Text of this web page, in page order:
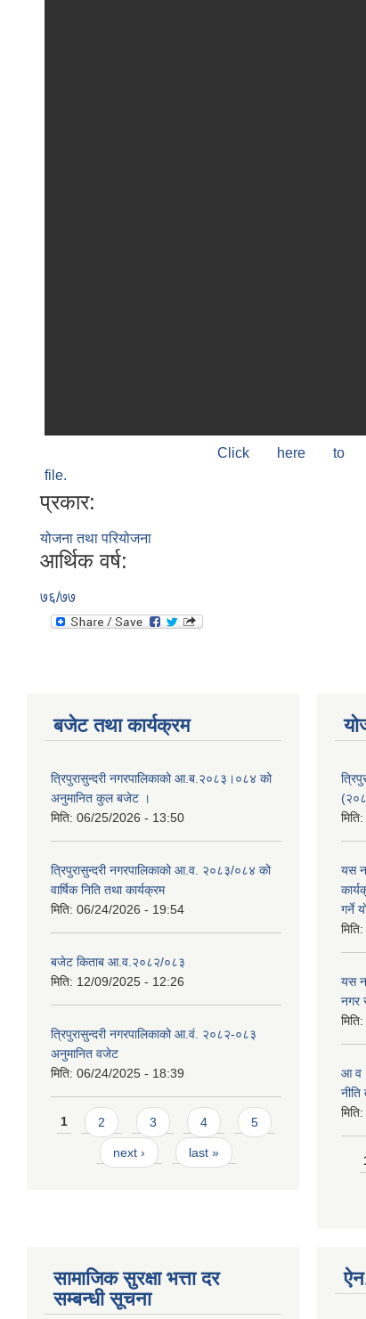
Click here to
file.
प्रकार:
योजना तथा परियोजना
आर्थिक वर्ष:
७६/७७
बजेट तथा कार्यक्रम
त्रिपुरासुन्दरी नगरपालिकाको आ.ब.२०८३।०८४ को
अनुमानित कुल बजेट ।
मिति: 06/25/2026 - 13:50
त्रिपुरासुन्दरी नगरपालिकाको आ.व. २०८३/०८४ को
वार्षिक निति तथा कार्यक्रम
मिति: 06/24/2026 - 19:54
बजेट किताब आ.व.२०८२/०८३
मिति: 12/09/2025 - 12:26
त्रिपुरासुन्दरी नगरपालिकाको आ.वं. २०८२-०८३
अनुमानित वजेट
मिति: 06/24/2025 - 18:39
Pages
1 2 3 4 5
next › last »
मिति:
यस
गर्ने
मिति:
यस
नगर
मिति:
आ‍ व
नीति
मिति:
सामाजिक सुरक्षा भत्ता दर
सम्बन्धी सूचना